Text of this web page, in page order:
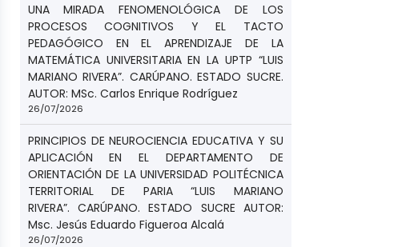
UNA MIRADA FENOMENOLÓGICA DE LOS
PROCESOS COGNITIVOS Y EL TACTO
PEDAGÓGICO EN EL APRENDIZAJE DE LA
MATEMÁTICA UNIVERSITARIA EN LA UPTP “LUIS
MARIANO RIVERA”. CARÚPANO. ESTADO SUCRE.
AUTOR: MSc. Carlos Enrique Rodríguez
26/07/2026
PRINCIPIOS DE NEUROCIENCIA EDUCATIVA Y SU
APLICACIÓN EN EL DEPARTAMENTO DE
ORIENTACIÓN DE LA UNIVERSIDAD POLITÉCNICA
TERRITORIAL DE PARIA “LUIS MARIANO
RIVERA”. CARÚPANO. ESTADO SUCRE AUTOR:
Msc. Jesús Eduardo Figueroa Alcalá
26/07/2026